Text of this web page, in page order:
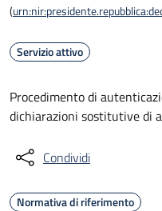
(
Servizio attivo
Procedimento di
dichiarazioni sostitutive di
Condividi
Normativa di riferimento